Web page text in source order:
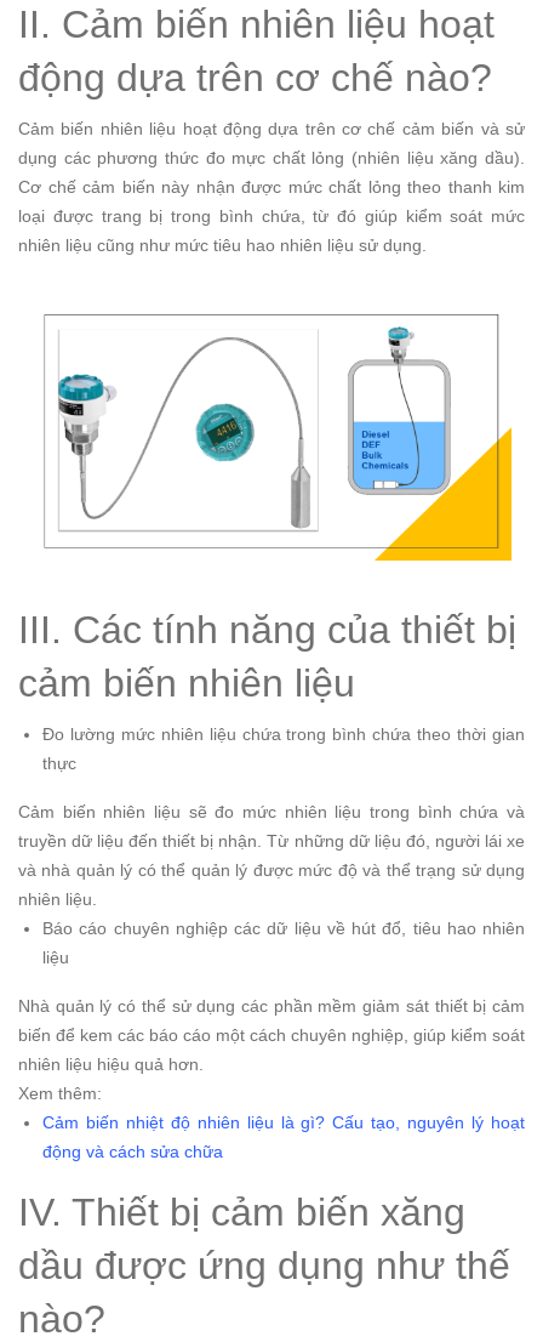
II. Cảm biến nhiên liệu hoạt
động dựa trên cơ chế nào?
Cảm biến nhiên liệu hoạt động dựa trên cơ chế cảm biến và sử
dụng các phương thức đo mực chất lỏng (nhiên liệu xăng dầu).
Cơ chế cảm biến này nhận được mức chất lỏng theo thanh kim
loại được trang bị trong bình chứa, từ đó giúp kiểm soát mức
nhiên liệu cũng như mức tiêu hao nhiên liệu sử dụng.
III. Các tính năng của thiết bị
cảm biến nhiên liệu
Đo lường mức nhiên liệu chứa trong bình chứa theo thời gian
thực
Cảm biến nhiên liệu sẽ đo mức nhiên liệu trong bình chứa và
truyền dữ liệu đến thiết bị nhận. Từ những dữ liệu đó, người lái xe
và nhà quản lý có thể quản lý được mức độ và thể trạng sử dụng
nhiên liệu.
Báo cáo chuyên nghiệp các dữ liệu về hút đổ, tiêu hao nhiên
liệu
Nhà quản lý có thể sử dụng các phần mềm giảm sát thiết bị cảm
biến để kem các báo cáo một cách chuyên nghiệp, giúp kiểm soát
nhiên liệu hiệu quả hơn.
Xem thêm:
Cảm biến nhiệt độ nhiên liệu là gì? Cấu tạo, nguyên lý hoạt
động và cách sửa chữa
IV. Thiết bị cảm biến xăng
dầu được ứng dụng như thế
nào?